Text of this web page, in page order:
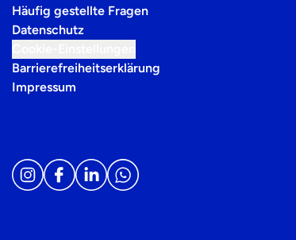
Häufig gestellte Fragen
Datenschutz
Barrierefreiheitserklärung
Impressum